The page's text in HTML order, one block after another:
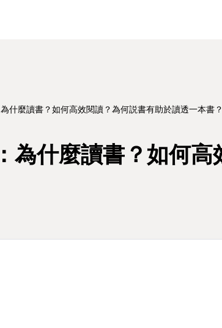
什麼讀書？如何高效閱讀？為何説書有助於讀透一本書？
為什麼讀書？如何